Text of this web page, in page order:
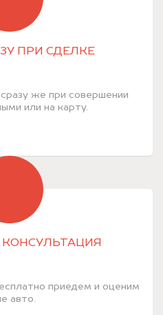
ПРИ СДЕЛКЕ
же при совершении
или на карту.
приедем и оценим
авто.